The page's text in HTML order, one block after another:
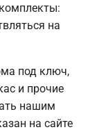
на
под ключ,
и прочие
нашим
на сайте